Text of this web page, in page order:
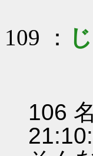
109 ：
106